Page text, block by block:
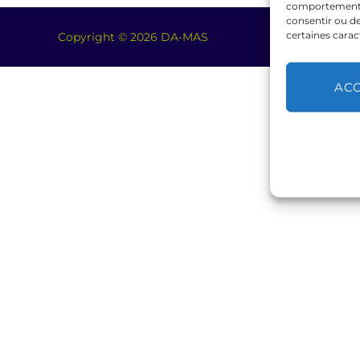
comportement
consentir ou
certaines
Copyright © 2026 DA-MAS